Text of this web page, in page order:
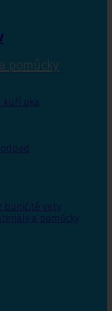
pomůcky
kuří oka
buničité vaty
a pomůcky